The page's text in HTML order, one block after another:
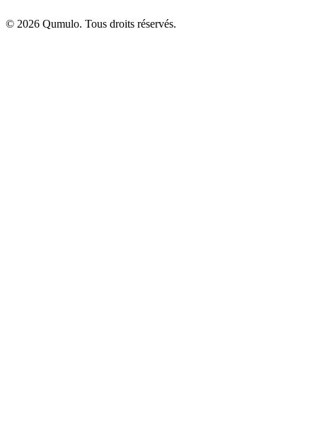
© 2026 Qumulo. Tous droits réservés.